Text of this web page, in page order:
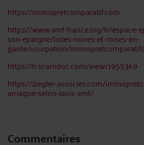
https://immopretcomparatif.com
https://www.amf-france.org/fr/espace-
son-epargne/listes-noires-et-mises-en-
garde/usurpation/
https://fr.scamdoc.com/view/1955369
https://ziegler-associes.com/
arnaque-selon-lavis-amf/
Commentaires